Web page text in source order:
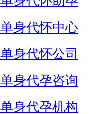
单身代怀中心
单身代怀公司
单身代孕咨询
单身代孕机构